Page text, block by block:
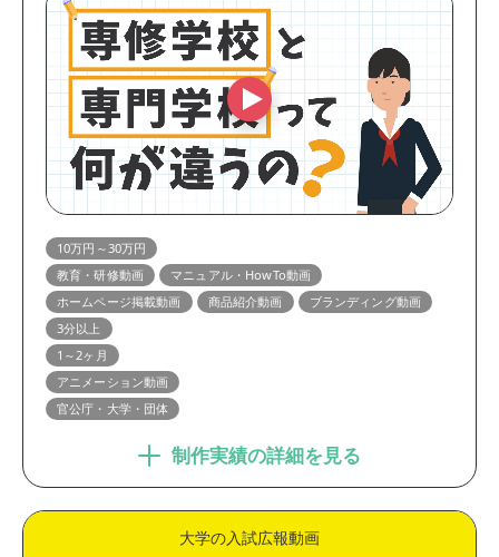
10万円～30万円
教育・研修動画
マニュアル・HowTo動画
ホームページ掲載動画
商品紹介動画
ブランディング動画
3分以上
1～2ヶ月
アニメーション動画
官公庁・大学・団体
制作実績の詳細を見る
大学の入試広報動画